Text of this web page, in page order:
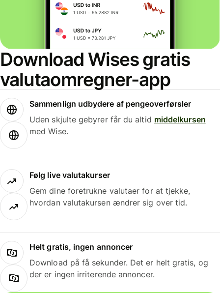
Download Wises gratis
valutaomregner-app
Sammenlign udbydere af pengeoverførsler
Uden skjulte gebyrer får du altid middelkursen
med Wise.
Følg live valutakurser
Gem dine foretrukne valutaer for at tjekke,
hvordan valutakursen ændrer sig over tid.
Helt gratis, ingen annoncer
Download på få sekunder. Det er helt gratis, og
der er ingen irriterende annoncer.